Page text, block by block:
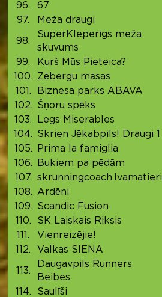
96. 67
97. Meža draugi
98.
SuperKleperīgs meža
skuvums
99. Kurš Mūs Pieteica?
100. Zēbergu māsas
101. Biznesa parks ABAVA
102. Šņoru spēks
103. Legs Miserables
104. Skrien Jēkabpils! Draugi 1
105. Prima la famiglia
106. Bukiem pa pēdām
107. skrunningcoach.lvamatieri
108. Ardēni
109. Scandic Fusion
110. SK Laiskais Riksis
111. Vienreizējie!
112. Valkas SIENA
113.
Daugavpils Runners
Beibes
114. Saulīši